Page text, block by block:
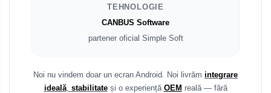
Navigații auto universale
TEHNOLOGIE
CANBUS Software
partener oficial Simple Soft
Noi nu vindem doar un ecran Android. Noi livrăm integrare
ideală, stabilitateși o experiență OEM reală — fără